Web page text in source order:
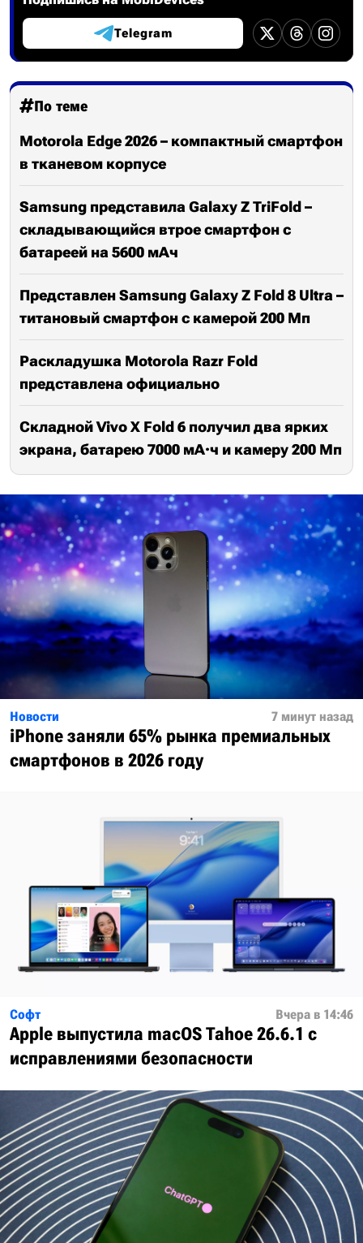
Telegram
По теме
Motorola Edge 2026 – компактный смартфон
в тканевом корпусе
Samsung представила Galaxy Z TriFold –
складывающийся втрое смартфон с
батареей на 5600 мАч
Представлен Samsung Galaxy Z Fold 8 Ultra –
титановый смартфон с камерой 200 Мп
Раскладушка Motorola Razr Fold
представлена официально
Складной Vivo X Fold 6 получил два ярких
экрана, батарею 7000 мА·ч и камеру 200 Мп
Новости 7 минут назад
iPhone заняли 65% рынка премиальных
смартфонов в 2026 году
Софт Вчера в 14:46
Apple выпустила macOS Tahoe 26.6.1 с
исправлениями безопасности